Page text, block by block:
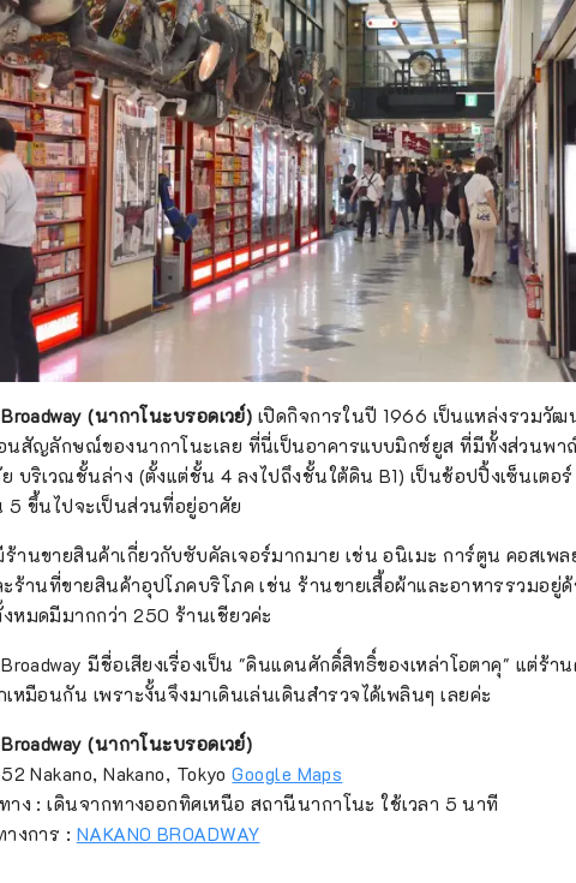
(นากาโนะบรอดเวย์) เปิดกิจการในปี 1966 เป็นแหล่งรวมวั
นสัญลักษณ์ของนากาโนะเลย ที่นี่เป็นอาคารแบบมิกซ์ยูส ที่มีทั้งส่วนพ
บริเวณชั้นล่าง (ตั้งแต่ชั้น 4 ลงไปถึงชั้นใต้ดิน B1) เป็นช้อปปิ้งเซ็นเตอ
5 ขึ้นไปจะเป็นส่วนที่อยู่อาศัย
านขายสินค้าเกี่ยวกับซับคัลเจอร์มากมาย เช่น อนิเมะ การ์ตูน คอสเพล
ะร้านที่ขายสินค้าอุปโภคบริโภค เช่น ร้านขายเสื้อผ้าและอาหารรวมอยู่
หมดมีมากกว่า 250 ร้านเชียวค่ะ
Broadway มีชื่อเสียงเรื่องเป็น "ดินแดนศักดิ์สิทธิ์ของเหล่าโอตาคุ" แต่ร้า
เหมือนกัน เพราะงั้นจึงมาเดินเล่นเดินสำรวจได้เพลินๆ เลยค่ะ
(นากาโนะบรอดเวย์)
Nakano, Nakano, TokyoGoogle Maps
าง : เดินจากทางออกทิศเหนือ สถานีนากาโนะ ใช้เวลา 5 นาที
างการ : NAKANO BROADWAY